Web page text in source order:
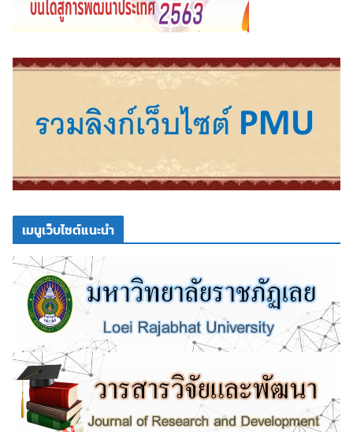
เมนูเว็บไซต์แนะนำ